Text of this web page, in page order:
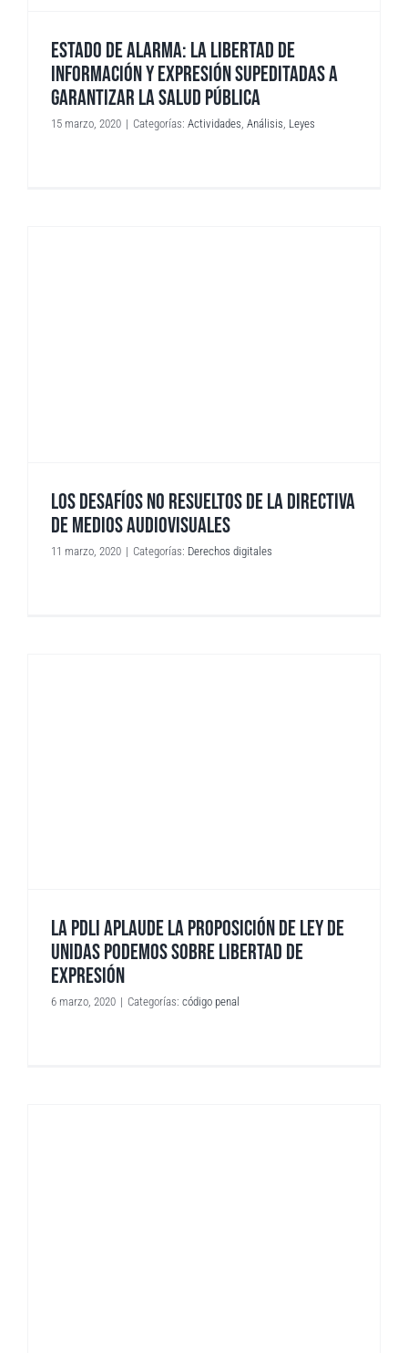
ESTADO DE ALARMA: LA LIBERTAD DE
INFORMACIÓN Y EXPRESIÓN SUPEDITADAS A
GARANTIZAR LA SALUD PÚBLICA
15 marzo, 2020 | Categorías: Actividades, Análisis, Leyes
LOS DESAFÍOS NO RESUELTOS DE LA DIRECTIVA
DE MEDIOS AUDIOVISUALES
11 marzo, 2020 | Categorías: Derechos digitales
LA PDLI APLAUDE LA PROPOSICIÓN DE LEY DE
UNIDAS PODEMOS SOBRE LIBERTAD DE
EXPRESIÓN
6 marzo, 2020 | Categorías: código penal